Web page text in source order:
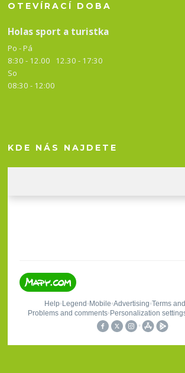
OTEVÍRACÍ DOBA
Holas sport a turistka
Po - Pá
8:30 - 12.00 12.30 - 17:30
So
08:30 - 12:00
KDE NÁS NAJDETE